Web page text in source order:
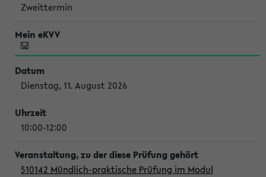
Zweittermin
Dienstag, 11. August 2026
10:00-12:00
510142 Mündlich-praktische Prüfung im Modul